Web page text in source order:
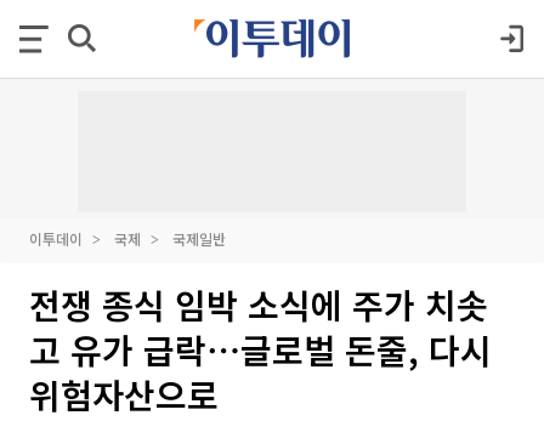
이투데이 국제 국제일반
전쟁 종식 임박 소식에 주가 치솟
고 유가 급락⋯글로벌 돈줄, 다시
위험자산으로